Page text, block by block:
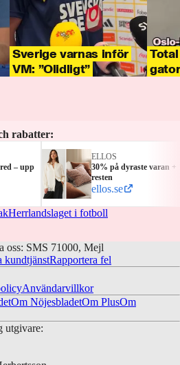
Sverige varnas inför
VM: ”Olidligt”
rabatter:
– upp
ELLOS
30% på dyraste varan +
resten
ellos.se
Herrlandslaget i fotboll
oss: SMS 71000, Mejl
kundtjänstRapportera fel
Användarvillkor
Om NöjesbladetOm PlusOm
utgivare: